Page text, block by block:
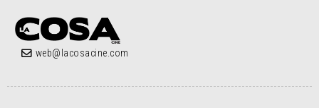
web@lacosacine.com